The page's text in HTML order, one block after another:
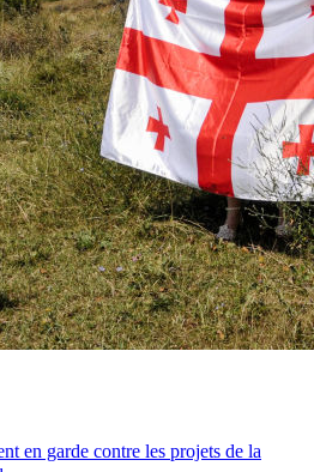
en garde contre les projets de la